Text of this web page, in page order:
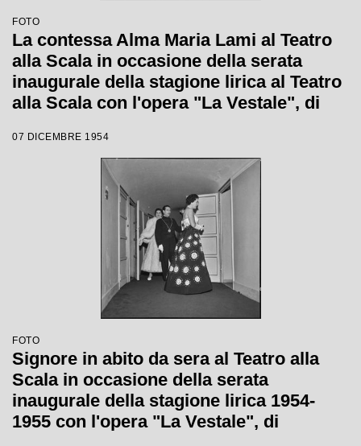
FOTO
La contessa Alma Maria Lami al Teatro
alla Scala in occasione della serata
inaugurale della stagione lirica al Teatro
alla Scala con l'opera "La Vestale", di
Votto, con la regia di Luchino Visconti
07 DICEMBRE 1954
FOTO
Signore in abito da sera al Teatro alla
Scala in occasione della serata
inaugurale della stagione lirica 1954-
1955 con l'opera "La Vestale", di